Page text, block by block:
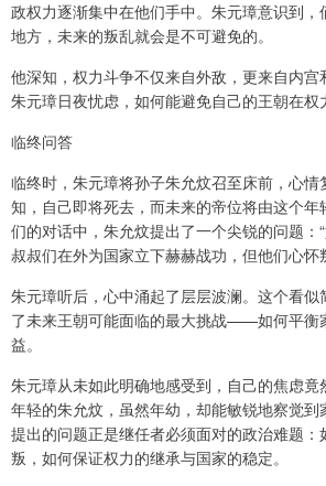
政权力逐渐集中在他们手中。朱元璋意识到
地方，未来的叛乱就会是不可避免的。
他深知，权力斗争不仅来自外敌，更来自内宫
朱元璋日夜忧虑，如何能避免自己的王朝在权
临终问答
临终时，朱元璋将孙子朱允炆召至床前，心情
知，自己即将死去，而未来的帝位将由这个
们的对话中，朱允炆提出了一个尖锐的问题：
叔叔们在外为国家立下赫赫战功，但他们心怀
朱元璋听后，心中涌起了层层波澜。这个看
了未来王朝可能面临的最大挑战——如何平衡
益。
朱元璋从未如此明确地感受到，自己的焦虑竟
年轻的朱允炆，虽然年幼，却能敏锐地察觉
提出的问题正是继任者必须面对的政治难题
叛，如何保证权力的继承与国家的稳定。